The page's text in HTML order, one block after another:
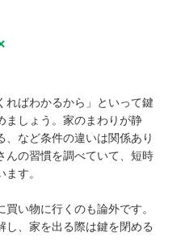
ればわかるから」といって鍵
ましょう。家のまわりが静
など条件の違いは関係あり
んの習慣を調べていて、短時
す。
い物に行くのも論外です。
し、家を出る際は鍵を閉める